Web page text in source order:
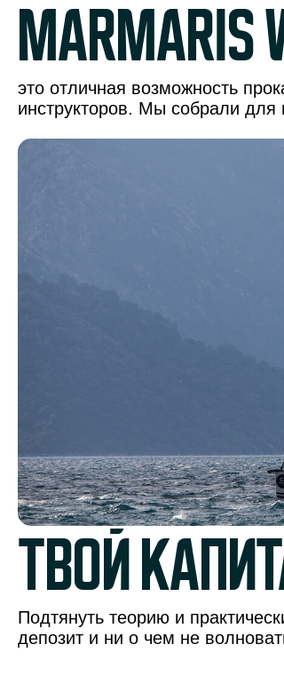
marmaris
это отличная возможность
инструкторов. Мы собрали для
твой
Подтянуть теорию и
депозит и ни о чем не